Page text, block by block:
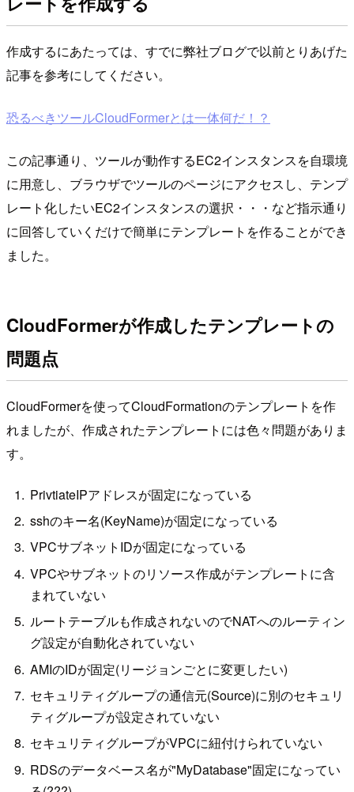
作成するにあたっては、すでに弊社ブログで以前とりあげた
記事を参考にしてください。
恐るべきツールCloudFormerとは一体何だ！？
この記事通り、ツールが動作するEC2インスタンスを自環境
に用意し、ブラウザでツールのページにアクセスし、テンプ
レート化したいEC2インスタンスの選択・・・など指示通り
に回答していくだけで簡単にテンプレートを作ることができ
ました。
CloudFormerが作成したテンプレートの
問題点
CloudFormerを使ってCloudFormationのテンプレートを作
れましたが、作成されたテンプレートには色々問題がありま
す。
PrivtiateIPアドレスが固定になっている
sshのキー名(KeyName)が固定になっている
VPCサブネットIDが固定になっている
VPCやサブネットのリソース作成がテンプレートに含
まれていない
ルートテーブルも作成されないのでNATへのルーティン
グ設定が自動化されていない
AMIのIDが固定(リージョンごとに変更したい)
セキュリティグループの通信元(Source)に別のセキュリ
ティグループが設定されていない
セキュリティグループがVPCに紐付けられていない
RDSのデータベース名が"MyDatabase"固定になってい